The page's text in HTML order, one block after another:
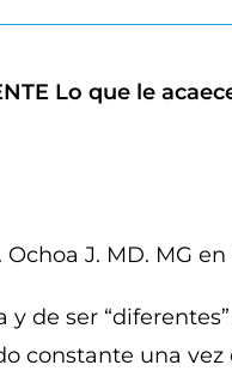
Lo que le
J. MD. MG
y de ser
constante una